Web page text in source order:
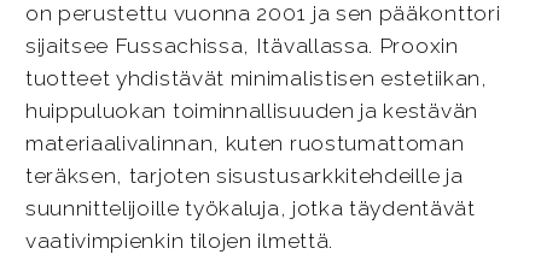
on perustettu vuonna 2001 ja sen pääkonttori
sijaitsee Fussachissa, Itävallassa. Prooxin
tuotteet yhdistävät minimalistisen estetiikan,
huippuluokan toiminnallisuuden ja kestävän
materiaalivalinnan, kuten ruostumattoman
teräksen, tarjoten sisustusarkkitehdeille ja
suunnittelijoille työkaluja, jotka täydentävät
vaativimpienkin tilojen ilmettä.